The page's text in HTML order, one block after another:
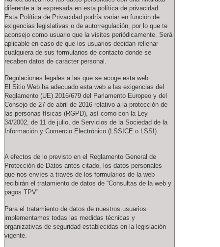
diferente a la expresada en esta política de privacidad.
Esta Política de Privacidad podría variar en función de
exigencias legislativas o de autorregulación, por lo que te
aconsejo como usuario que la visites periódicamente. Será
aplicable en caso de que los usuarios decidan rellenar
cualquiera de sus formularios de contacto donde se
recaben datos de carácter personal.
Regulaciones legales a las que se acoge esta web
El Sitio Web ha adecuado esta web a las exigencias del
Reglamento (UE) 2016/679 del Parlamento Europeo y del
Consejo de 27 de abril de 2016 relativo a la protección de
las personas físicas (RGPD), así como con la Ley
34/2002, de 11 de julio, de Servicios de la Sociedad de la
Información y Comercio Electrónico (LSSICE o LSSI).
A efectos de lo previsto en el Reglamento General de
Protección de Datos antes citado, los datos personales
que nos envíes a través de los formularios de la web
recibirán el tratamiento de datos de “Consultas de la web y
pagos TPV”.
Para el tratamiento de datos de nuestros usuarios
implementamos todas las medidas técnicas y
organizativas de seguridad establecidas en la legislación
vigente.